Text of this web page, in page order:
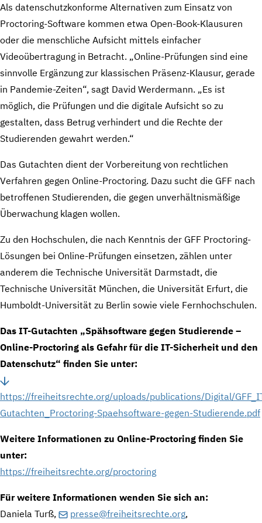
Als datenschutzkonforme Alternativen zum Einsatz von
Proctoring-Software kommen etwa Open-Book-Klausuren
oder die menschliche Aufsicht mittels einfacher
Videoübertragung in Betracht. „Online-Prüfungen sind eine
sinnvolle Ergänzung zur klassischen Präsenz-Klausur, gerade
in Pandemie-Zeiten“, sagt David Werdermann. „Es ist
möglich, die Prüfungen und die digitale Aufsicht so zu
gestalten, dass Betrug verhindert und die Rechte der
Studierenden gewahrt werden.“
Das Gutachten dient der Vorbereitung von rechtlichen
Verfahren gegen Online-Proctoring. Dazu sucht die GFF nach
betroffenen Studierenden, die gegen unverhältnismäßige
Überwachung klagen wollen.
Zu den Hochschulen, die nach Kenntnis der GFF Proctoring-
Lösungen bei Online-Prüfungen einsetzen, zählen unter
anderem die Technische Universität Darmstadt, die
Technische Universität München, die Universität Erfurt, die
Humboldt-Universität zu Berlin sowie viele Fernhochschulen.
Das IT-Gutachten „Spähsoftware gegen Studierende –
Online-Proctoring als Gefahr für die IT-Sicherheit und den
Datenschutz“ finden Sie unter:
https://freiheitsrechte.org/uploads/publications/Digital/
Gutachten_Proctoring-Spaehsoftware-gegen-Studierende.pdf
Weitere Informationen zu Online-Proctoring finden Sie
unter:
https://freiheitsrechte.org/proctoring
Für weitere Informationen wenden Sie sich an:
Daniela Turß,
presse@freiheitsrechte.org,